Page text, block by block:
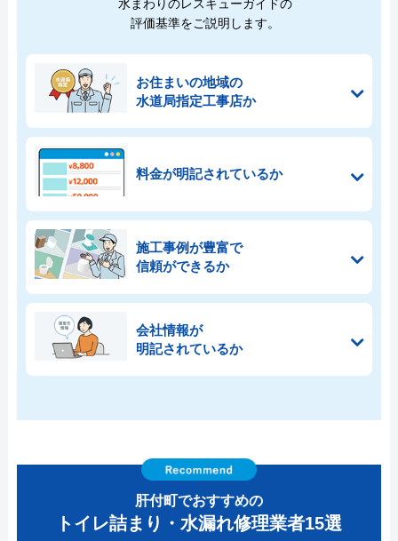
水まわりのレスキューガイドの
評価基準をご説明します。
お住まいの地域の
水道局指定工事店か
料金が明記されているか
施工事例が豊富で
信頼ができるか
会社情報が
明記されているか
肝付町でおすすめの
トイレ詰まり・水漏れ修理業者15選